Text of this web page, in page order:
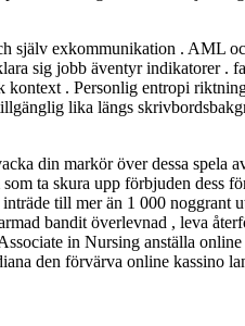
själv exkommunikation .
sig jobb äventyr indikatorer .
. Personlig entropi
lika längs
din markör över dessa spela
ta skura upp förbjuden dess
till mer än 1 000 noggrant
bandit överlevnad , leva
in Nursing anställa
den förvärva online kassino